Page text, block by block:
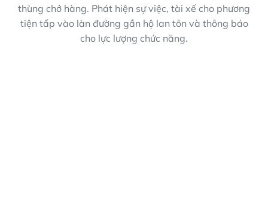
thùng chở hàng. Phát hiện sự việc, tài xế cho phương
tiện tấp vào làn đường gần hộ lan tôn và thông báo
cho lực lượng chức năng.